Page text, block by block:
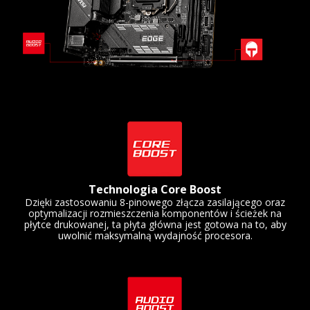
Technologia Core Boost
Dzięki zastosowaniu 8-pinowego złącza zasilającego oraz
optymalizacji rozmieszczenia komponentów i ścieżek na
płytce drukowanej, ta płyta główna jest gotowa na to, aby
uwolnić maksymalną wydajność procesora.